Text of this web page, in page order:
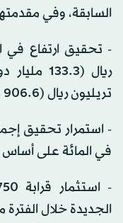
السابقة، وفي
تريليون ريال (906.6 مليار دولار) في عام 2025.
في المائة على أساس
الجديدة خلال الفترة من عام 2021